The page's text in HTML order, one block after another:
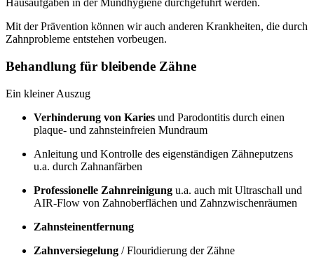
Hausaufgaben in der Mundhygiene durchgeführt werden.
Mit der Prävention können wir auch anderen Krankheiten, die durch
Zahnprobleme entstehen vorbeugen.
Behandlung für bleibende Zähne
Ein kleiner Auszug
Verhinderung von Karies und Parodontitis durch einen
plaque- und zahnsteinfreien Mundraum
Anleitung und Kontrolle des eigenständigen Zähneputzens
u.a. durch Zahnanfärben
Professionelle Zahnreinigung u.a. auch mit Ultraschall und
AIR-Flow von Zahnoberflächen und Zahnzwischenräumen
Zahnsteinentfernung
Zahnversiegelung / Flouridierung der Zähne